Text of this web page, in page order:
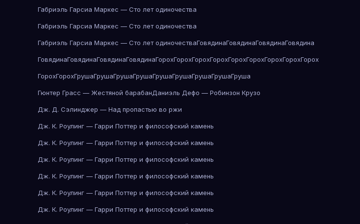
Габриэль Гарсиа Маркес — Сто лет одиночества
Габриэль Гарсиа Маркес — Сто лет одиночества
Габриэль Гарсиа Маркес — Сто лет одиночестваГовядинаГовядинаГовядинаГовядина
ГовядинаГовядинаГовядинаГовядинаГорохГорохГорохГорохГорохГорохГорохГорохГорох
ГорохГорохГрушаГрушаГрушаГрушаГрушаГрушаГрушаГрушаГруша
Гюнтер Грасс — Жестяной барабанДаниэль Дефо — Робинзон Крузо
Дж. Д. Сэлинджер — Над пропастью во ржи
Дж. К. Роулинг — Гарри Поттер и философский камень
Дж. К. Роулинг — Гарри Поттер и философский камень
Дж. К. Роулинг — Гарри Поттер и философский камень
Дж. К. Роулинг — Гарри Поттер и философский камень
Дж. К. Роулинг — Гарри Поттер и философский камень
Дж. К. Роулинг — Гарри Поттер и философский камень